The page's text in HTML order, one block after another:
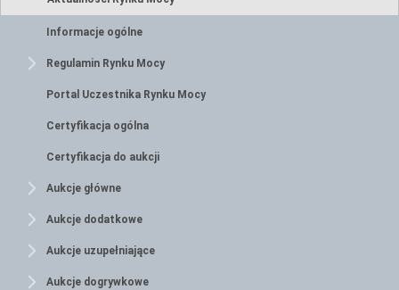
Informacje ogólne
Regulamin Rynku Mocy
Portal Uczestnika Rynku Mocy
Certyfikacja ogólna
Certyfikacja do aukcji
Aukcje główne
Aukcje dodatkowe
Aukcje uzupełniające
Aukcje dogrywkowe